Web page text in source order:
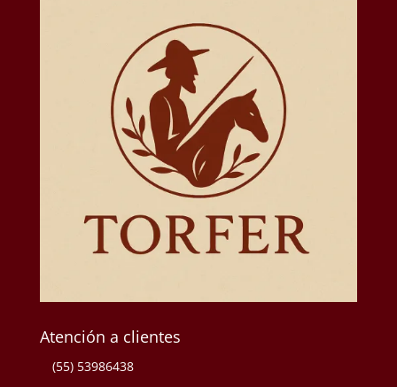
Atención a clientes
(55) 53986438